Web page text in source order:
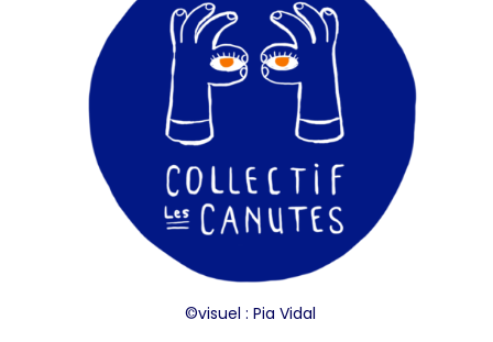
©visuel : Pia Vidal